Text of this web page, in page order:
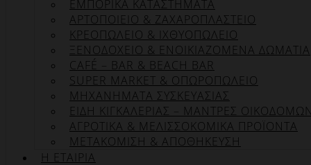
ΕΜΠΟΡΙΚΑ ΚΑΤΑΣΤΗΜΑΤΑ
ΑΡΤΟΠΟΙΕΙΟ & ΖΑΧΑΡΟΠΛΑΣΤΕΙΟ
ΚΡΕΟΠΩΛΕΙΟ & ΙΧΘΥΟΠΩΛΕΙΟ
ΞΕΝΟΔΟΧΕΙΟ & ΕΝΟΙΚΙΑΖΟΜΕΝΑ ΔΩΜΑΤΙΑ
CAFÉ – BAR & BEACH BAR
SUPER MARKET & ΟΠΩΡΟΠΩΛΕΙΟ
ΜΗΧΑΝΗΜΑΤΑ ΣΥΣΚΕΥΑΣΙΑΣ
ΕΙΔΗ ΚΙΓΚΑΛΕΡΙΑΣ – ΜΑΝΤΡΕΣ
ΑΓΡΟΤΙΚΑ & ΜΕΛΙΣΣΟΚΟΜΙΚΑ ΠΡΟΪΟΝΤΑ
ΜΕΤΑΚΟΜΙΣΗ & ΑΠΟΘΗΚΕΥΣΗ
Η ΕΤΑΙΡΊΑ